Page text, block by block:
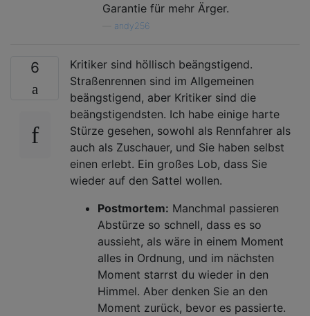
Garantie für mehr Ärger.
andy256
6
Kritiker sind höllisch beängstigend.
Straßenrennen sind im Allgemeinen
beängstigend, aber Kritiker sind die
beängstigendsten. Ich habe einige harte
Stürze gesehen, sowohl als Rennfahrer als
auch als Zuschauer, und Sie haben selbst
einen erlebt. Ein großes Lob, dass Sie
wieder auf den Sattel wollen.
Postmortem: Manchmal passieren
Abstürze so schnell, dass es so
aussieht, als wäre in einem Moment
alles in Ordnung, und im nächsten
Moment starrst du wieder in den
Himmel. Aber denken Sie an den
Moment zurück, bevor es passierte.